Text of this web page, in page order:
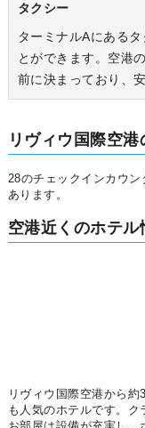
タクシー
ターミナルAにある
とができます。空港
前に決まっており、安
リヴィウ国際空港
28のチェックインカウ
あります。
空港近くのホテル
リヴィウ国際空港から
も人気のホテルです。